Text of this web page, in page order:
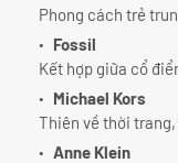
Phong cách trẻ
Fossil
Kết hợp giữa cổ
Michael Kors
Thiên về thời
Anne Klein